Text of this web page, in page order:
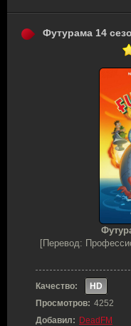
Футурама 14
[Перевод:
Качество:
HD
Просмотров: 4252
Добавил: DeadFM